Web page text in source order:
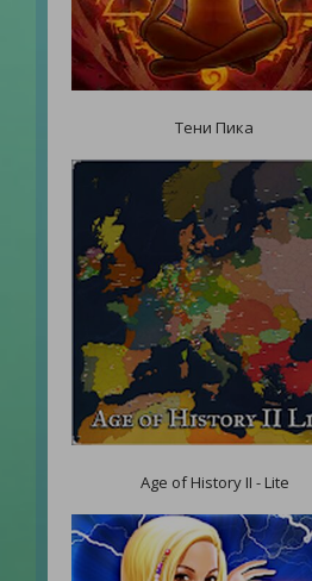
Тени Пика
Age of History II - Lite